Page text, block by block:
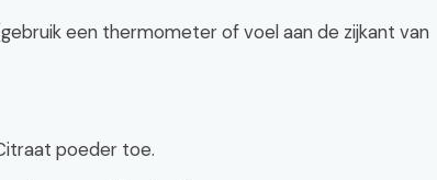
een thermometer of voel aan de zijkant van
poeder toe.